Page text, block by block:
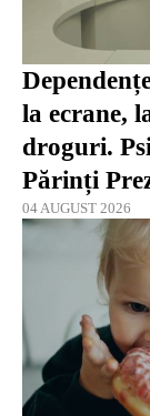
la ecrane,
droguri.
Părinți
04 AUGUST 2026